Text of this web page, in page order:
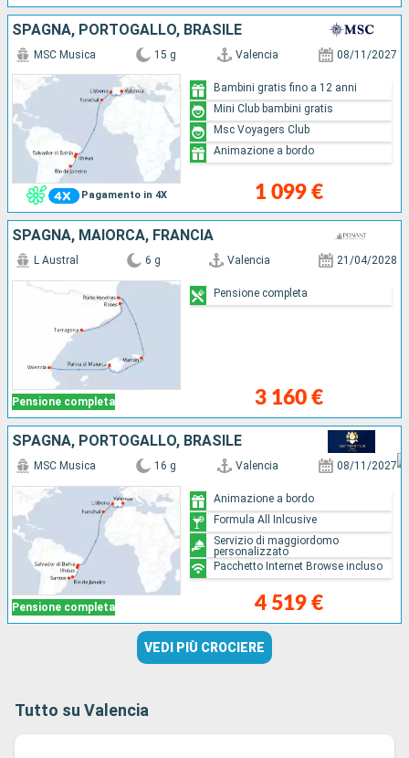
SPAGNA, PORTOGALLO, BRASILE
Pagamento in 4X
MSC Musica 15 g Valencia 08/11/2027
1 099 €
Bambini gratis fino a 12 anni
Mini Club bambini gratis
Msc Voyagers Club
Animazione a bordo
SPAGNA, MAIORCA, FRANCIA
Pensione completa
L Austral 6 g Valencia 21/04/2028
3 160 €
Pensione completa
SPAGNA, PORTOGALLO, BRASILE
Pensione completa
MSC Musica 16 g Valencia 08/11/2027
4 519 €
Animazione a bordo
Formula All Inlcusive
Servizio di maggiordomo
personalizzato
Pacchetto Internet Browse incluso
VEDI PIÙ CROCIERE
Tutto su Valencia